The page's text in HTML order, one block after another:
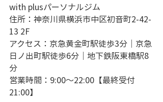
with plusパーソナルジム
住所：神奈川県横浜市中区初音町2-42-
13 2F
アクセス：京急黄金町駅徒歩3分｜京急
日ノ出町駅徒歩6分｜地下鉄阪東橋駅8
分
営業時間：9:00～22:00【最終受付
21:00】